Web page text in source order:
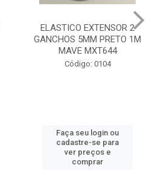
ELASTICO EXTENSOR 2
GANCHOS 5MM PRETO 1M
MAVE MXT644
Código: 0104
Faça seu login ou
cadastre-se para
ver preços e
comprar